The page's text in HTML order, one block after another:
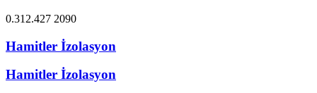
0.312.427 2090
Hamitler İzolasyon
Hamitler İzolasyon